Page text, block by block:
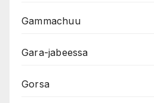
Gammachuu
Gara-jabeessa
Gorsa